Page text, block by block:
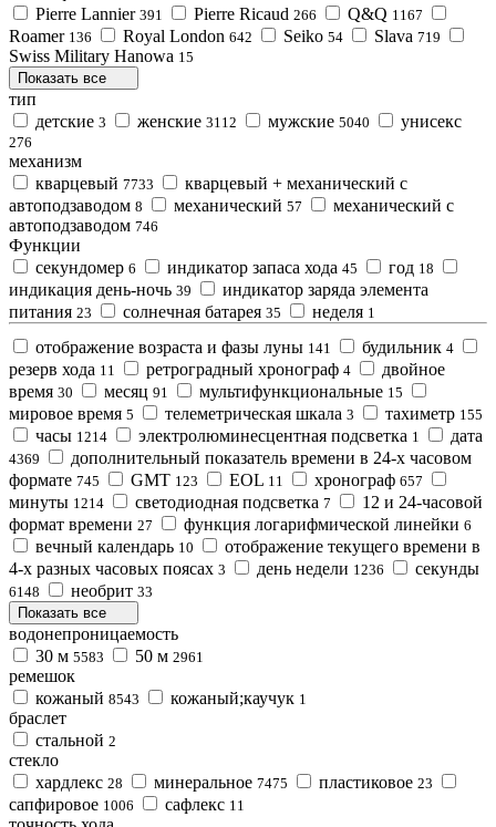
Pierre Lannier 391 Pierre Ricaud 266 Q&Q 1167
Roamer 136 Royal London 642 Seiko 54 Slava 719
Swiss Military Hanowa 15
Показать все
тип
детские 3 женские 3112 мужские 5040 унисекс
276
механизм
кварцевый 7733
кварцевый + механический с
автоподзаводом 8 механический 57
механический с
автоподзаводом 746
Функции
секундомер 6 индикатор запаса хода 45 год 18
индикация день-ночь 39
индикатор зарядa элемента
питания 23 солнечная батарея 35 неделя 1
отображение возраста и фазы луны 141 будильник 4
резерв хода 11 ретроградный хронограф 4
двойное
время 30 месяц 91 мультифункциональные 15
мировое время 5 телеметрическая шкала 3 тахиметр 155
часы 1214 электролюминесцентная подсветка 1 дата
4369
дополнительный показатель времени в 24-х часовом
формате 745 GMT 123 EOL 11 хронограф 657
минуты 1214 светодиодная подсветка 7
12 и 24-часовой
формат времени 27 функция логарифмической линейки 6
вечный календарь 10
отображение текущего времени в
4-х разных часовых поясах 3 день недели 1236 секунды
6148 необрит 33
Показать все
водонепроницаемость
30 м 5583 50 м 2961
ремешок
кожаный 8543 кожаный;каучук 1
браслет
стальной 2
стекло
xардлекс 28 минеральное 7475 пластиковое 23
сапфировое 1006 сафлекс 11